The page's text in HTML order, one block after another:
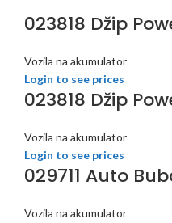
023818 Džip
Vozila na akumulator
Login to see prices
023818 Džip
Vozila na akumulator
Login to see prices
029711 Auto
Vozila na akumulator